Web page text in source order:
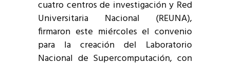
cuatro centros de investigación y Red
Universitaria Nacional (REUNA),
firmaron este miércoles el convenio
para la creación del Laboratorio
Nacional de Supercomputación, con